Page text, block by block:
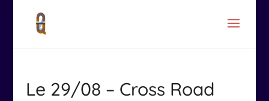
Le 29/08 – Cross Road